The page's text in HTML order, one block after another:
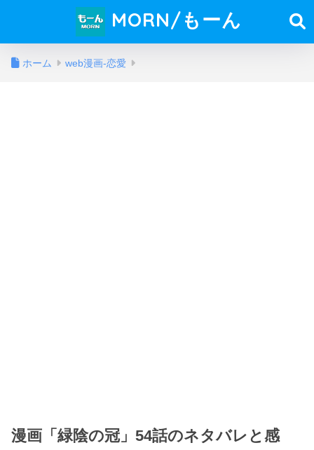
MORN/もーん
ホーム web漫画-恋愛
漫画「緑陰の冠」54話のネタバレと感